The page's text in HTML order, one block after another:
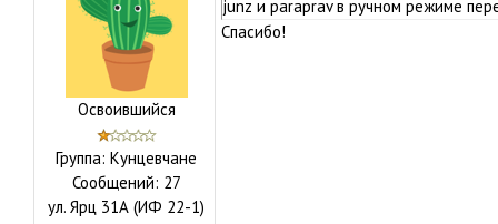
Освоившийся
Группа: Кунцевчане
Сообщений: 27
ул. Ярц 31А (ИФ 22-1)
junz и paraprav в ручном режиме
Спасибо!